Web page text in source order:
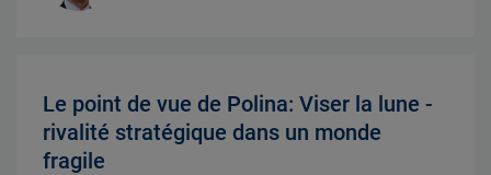
Le point de vue de Polina: Viser la lune -
rivalité stratégique dans un monde
fragile